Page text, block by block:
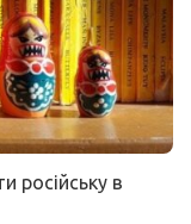
російську в